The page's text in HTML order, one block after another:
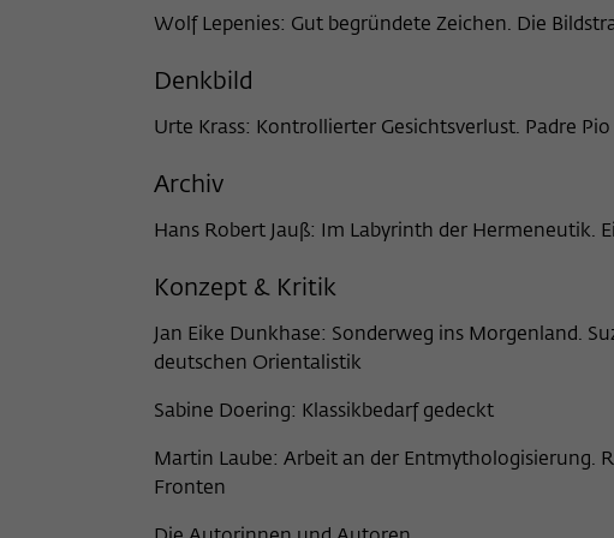
Wolf Lepenies: Gut begründete Zeichen. Die
Denkbild
Urte Krass: Kontrollierter Gesichtsverlust. Padre
Archiv
Hans Robert Jauß: Im Labyrinth der Hermeneutik.
Konzept & Kritik
Jan Eike Dunkhase: Sonderweg ins Morgenland.
deutschen Orientalistik
Sabine Doering: Klassikbedarf gedeckt
Martin Laube: Arbeit an der Entmythologisierung.
Fronten
_pk_ses
Matomo
30 Minuten
Dieses kurzlebige Cookie wird dazu verwendet,
Aufenthalt des Besuchs auf der Webseite des